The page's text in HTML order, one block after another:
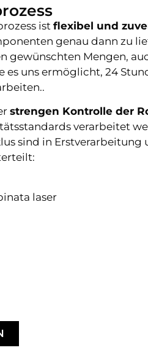
ist flexibel und
genau dann zu
gewünschten Mengen,
uns ermöglicht, 24
strengen Kontrolle der
verarbeitet
sind in Erstverarbeitung
laser